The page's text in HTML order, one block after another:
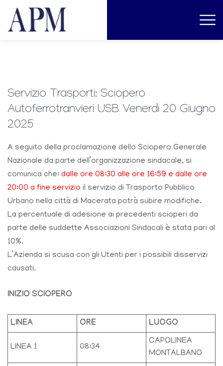
Servizio Trasporti: Sciopero
Autoferrotranvieri USB Venerdì 20 Giugno
2025
A seguito della proclamazione dello Sciopero Generale
Nazionale da parte dell’organizzazione sindacale, si
comunica che: dalle ore 08:30 alle ore 16:59 e dalle ore
20:00 a fine servizio il servizio di Trasporto Pubblico
Urbano nella città di Macerata potrà subire modifiche.
La percentuale di adesione ai precedenti scioperi da
parte delle suddette Associazioni Sindacali è stata pari al
10%.
L’Azienda si scusa con gli Utenti per i possibili disservizi
causati.
INIZIO SCIOPERO
LINEA ORE LUOGO
LINEA 1 08:34
CAPOLINEA
MONTALBANO